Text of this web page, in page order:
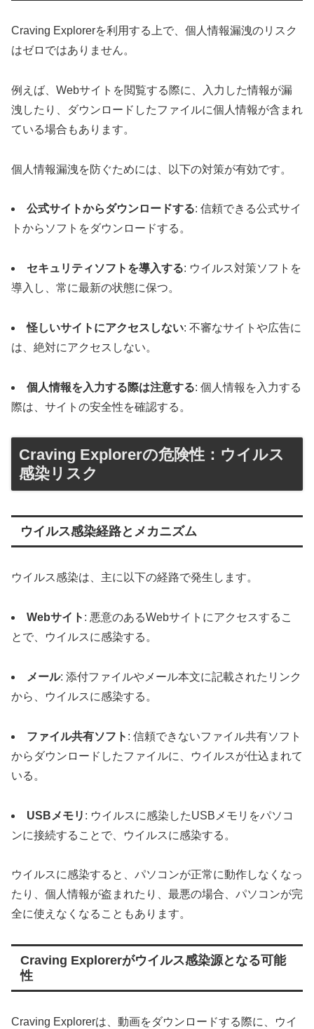
Craving Explorerを利用する上で、個人情報漏洩のリスク
はゼロではありません。
例えば、Webサイトを閲覧する際に、入力した情報が漏
洩したり、ダウンロードしたファイルに個人情報が含まれ
ている場合もあります。
個人情報漏洩を防ぐためには、以下の対策が有効です。
公式サイトからダウンロードする: 信頼できる公式サイ
トからソフトをダウンロードする。
セキュリティソフトを導入する: ウイルス対策ソフトを
導入し、常に最新の状態に保つ。
怪しいサイトにアクセスしない: 不審なサイトや広告に
は、絶対にアクセスしない。
個人情報を入力する際は注意する: 個人情報を入力する
際は、サイトの安全性を確認する。
Craving Explorerの危険性：ウイルス
感染リスク
ウイルス感染経路とメカニズム
ウイルス感染は、主に以下の経路で発生します。
Webサイト : 悪意のあるWebサイトにアクセスするこ
とで、ウイルスに感染する。
メール: 添付ファイルやメール本文に記載されたリンク
から、ウイルスに感染する。
ファイル共有ソフト : 信頼できないファイル共有ソフト
からダウンロードしたファイルに、ウイルスが仕込まれて
いる。
USBメモリ : ウイルスに感染したUSBメモリをパソコ
ンに接続することで、ウイルスに感染する。
ウイルスに感染すると、パソコンが正常に動作しなくなっ
たり、個人情報が盗まれたり、最悪の場合、パソコンが完
全に使えなくなることもあります。
Craving Explorerがウイルス感染源となる可能
性
Craving Explorerは、動画をダウンロードする際に、ウイ